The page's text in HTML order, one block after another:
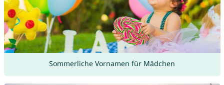
Sommerliche Vornamen für Mädchen